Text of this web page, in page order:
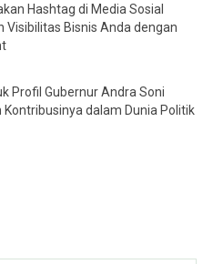
Hashtag di Media Sosial
Visibilitas Bisnis Anda dengan
Profil Gubernur Andra Soni
Kontribusinya dalam Dunia Politik